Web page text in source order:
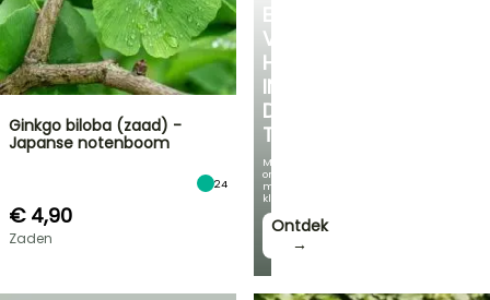
EEN
VERKOELEND
HOEKJE
IN
DE
TUIN
Met
onze
mooiste
klimplanten!
Ontdek
→
Ginkgo biloba (zaad) -
Japanse notenboom
24
€ 4,90
Zaden